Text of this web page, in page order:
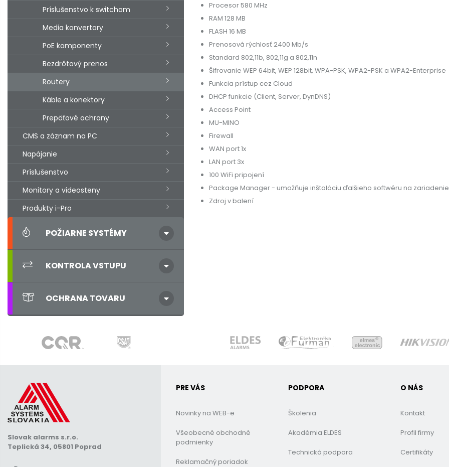
Príslušenstvo k switchom
Media konvertory
PoE komponenty
Bezdrôtový prenos
Routery
Káble a konektory
Prepäťové ochrany
CMS a záznam na PC
Napájanie
Príslušenstvo
Monitory a videosteny
Produkty i-Pro
POŽIARNE SYSTÉMY
KONTROLA VSTUPU
OCHRANA TOVARU
Procesor 580 MHz
RAM 128 MB
FLASH 16 MB
Prenosová rýchlosť 2400 Mb/s
Standard 802,11b, 802,11g a 802,11n
Šifrovanie WEP 64bit, WEP 128bit, WPA-PSK, WPA2-PSK a WPA2-Enterprise
Funkcia prístup cez Cloud
DHCP funkcie (Client, Server, DynDNS)
Access Point
MU-MINO
Firewall
WAN port 1x
LAN port 3x
100 WiFi pripojení
Package Manager - umožňuje inštaláciu ďalšieho softwéru na zariadenie
Zdroj v balení
Slovak alarms s.r.o.
Teplická 34, 05801 Poprad
PRE VÁS
Novinky na WEB-e
Všeobecné obchodné
podmienky
Reklamačný poriadok
PODPORA
Školenia
Akadémia ELDES
Technická podpora
O NÁS
Kontakt
Profil firmy
Certifikáty